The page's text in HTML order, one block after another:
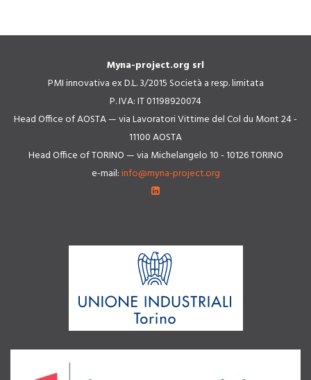
Myna-project.org srl
PMI innovativa ex D.L. 3/2015 Società a resp. limitata
P. IVA: IT 01198920074
Head Office of AOSTA — via Lavoratori Vittime del Col du Mont 24 -
11100 AOSTA
Head Office of TORINO — via Michelangelo 10 - 10126 TORINO
e-mail:info@myna-project.org